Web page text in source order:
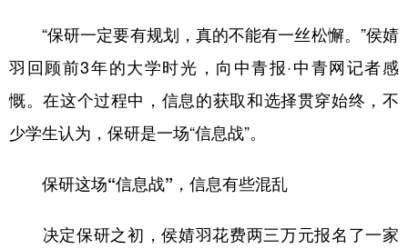
“保研一定要有规划，真的不能有一丝松懈。”侯婧
羽回顾前3年的大学时光，向中青报·中青网记者感
慨。在这个过程中，信息的获取和选择贯穿始终，不
少学生认为，保研是一场“信息战”。
保研这场“信息战”，信息有些混乱
决定保研之初，侯婧羽花费两三万元报名了一家